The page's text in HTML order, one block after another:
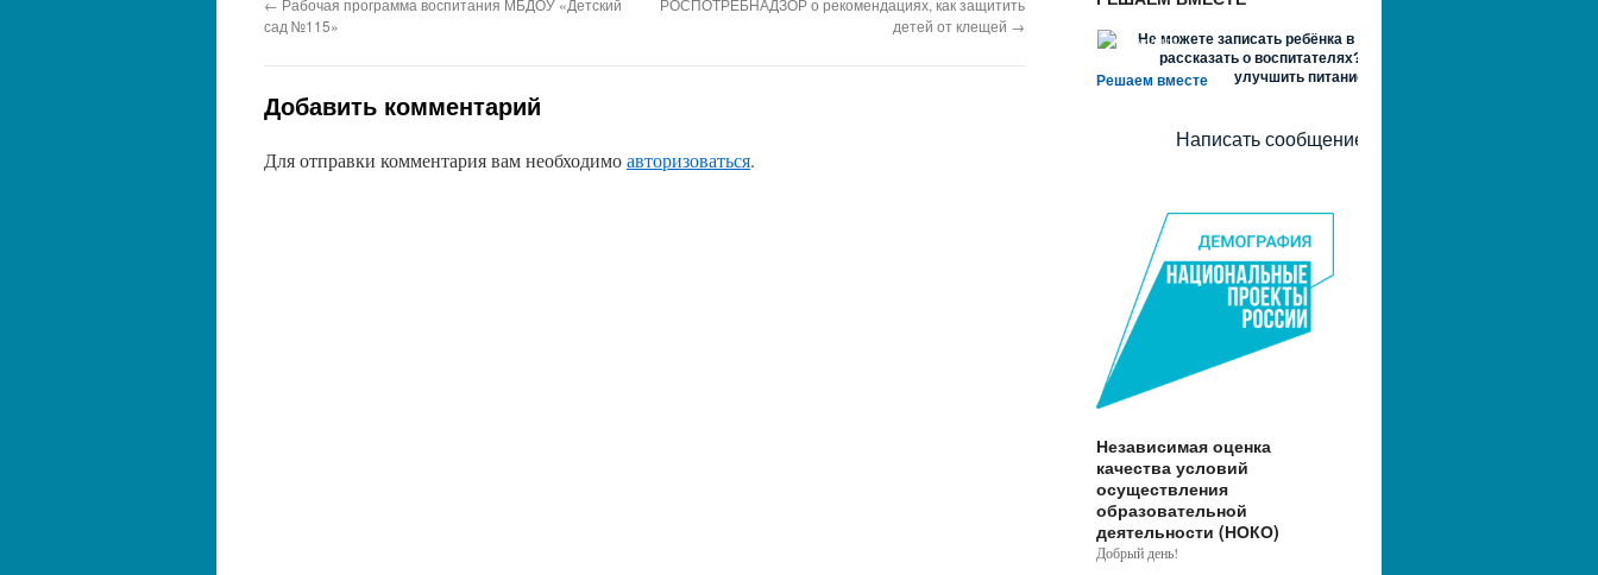
← Рабочая программа воспитания МБДОУ «Детский
сад №115»
РОСПОТРЕБНАДЗОР о рекомендациях, как защитить
детей от клещей →
Добавить комментарий
Для отправки комментария вам необходимоавторизоваться.
Решаем вместе
Не можете записать ребёнка в сад? Хотите
рассказать о воспитателях? Знаете, как
улучшить питание и занятия?
Написать сообщение
Независимая оценка
качества условий
осуществления
образовательной
деятельности (НОКО)
Добрый день!